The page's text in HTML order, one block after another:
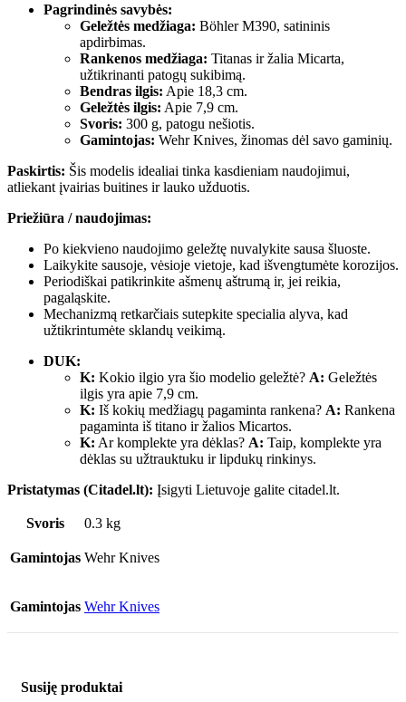
Pagrindinės savybės:
Geležtės medžiaga: Böhler M390, satininis
apdirbimas.
Rankenos medžiaga: Titanas ir žalia Micarta,
užtikrinanti patogų sukibimą.
Bendras ilgis: Apie 18,3 cm.
Geležtės ilgis: Apie 7,9 cm.
Svoris: 300 g, patogu nešiotis.
Gamintojas: Wehr Knives, žinomas dėl savo gaminių.
Paskirtis: Šis modelis idealiai tinka kasdieniam naudojimui,
atliekant įvairias buitines ir lauko užduotis.
Priežiūra / naudojimas:
Po kiekvieno naudojimo geležtę nuvalykite sausa šluoste.
Laikykite sausoje, vėsioje vietoje, kad išvengtumėte korozijos.
Periodiškai patikrinkite ašmenų aštrumą ir, jei reikia,
pagaląskite.
Mechanizmą retkarčiais sutepkite specialia alyva, kad
užtikrintumėte sklandų veikimą.
DUK:
K: Kokio ilgio yra šio modelio geležtė? A: Geležtės
ilgis yra apie 7,9 cm.
K: Iš kokių medžiagų pagaminta rankena? A: Rankena
pagaminta iš titano ir žalios Micartos.
K: Ar komplekte yra dėklas? A: Taip, komplekte yra
dėklas su užtrauktuku ir lipdukų rinkinys.
Pristatymas (Citadel.lt): Įsigyti Lietuvoje galite citadel.lt.
Svoris 0.3 kg
Gamintojas Wehr Knives
Gamintojas Wehr Knives
Susiję produktai